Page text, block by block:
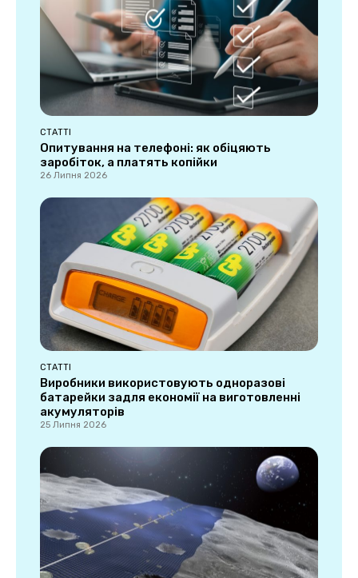
СТАТТІ
Опитування на телефоні: як обіцяють
заробіток, а платять копійки
26 Липня 2026
СТАТТІ
Виробники використовують одноразові
батарейки задля економії на виготовленні
акумуляторів
25 Липня 2026